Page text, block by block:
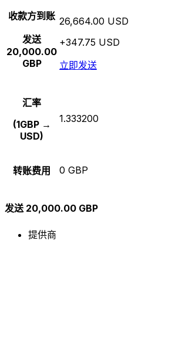
收款方到账
发送
20,000.00
GBP
26,664.00 USD
+347.75 USD
立即发送
汇率
(1GBP →
USD)
1.333200
转账费用 0 GBP
发送 20,000.00 GBP
提供商